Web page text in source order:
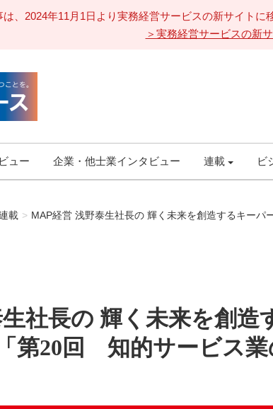
は、2024年11月1日より実務経営サービスの新サイト
＞実務経営サービスの新
ュー 企業・他士業インタビュー 連載 ビ
載 MAP経営 浅野泰生社長の 輝く未来を創造するキー
社長の 輝く未来を創造
第20回 知的サービス